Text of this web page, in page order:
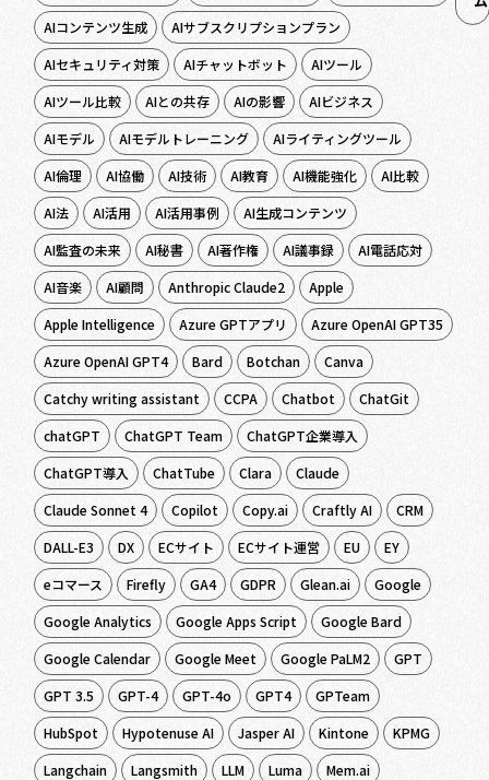
AIコンテンツ生成
AIサブスクリプションプラン
AIセキュリティ対策
AIチャットボット
AIツール
AIツール比較
AIとの共存 AIの影響
AIビジネス
AIモデル
AIモデルトレーニング
AIライティングツール
AI倫理
AI協働 AI技術 AI教育 AI機能強化
AI比較
AI法
AI活用 AI活用事例
AI生成コンテンツ
AI監査の未来
AI秘書 AI著作権 AI議事録
AI電話応対
AI音楽
AI顧問 Anthropic Claude2
Apple
Apple Intelligence
Azure GPTアプリ
Azure OpenAI GPT35
Azure OpenAI GPT4
Bard Botchan
Canva
Catchy writing assistant
CCPA Chatbot
ChatGit
chatGPT
ChatGPT Team
ChatGPT企業導入
ChatGPT導入
ChatTube Clara
Claude
Claude Sonnet 4
Copilot Copy.ai Craftly AI
CRM
DALL-E3
DX ECサイト ECサイト運営 EU
EY
eコマース
Firefly GA4 GDPR Glean.ai
Google
Google Analytics
Google Apps Script
Google Bard
Google Calendar
Google Meet Google PaLM2
GPT
GPT 3.5
GPT-4 GPT-4o GPT4
GPTeam
HubSpot
Hypotenuse AI Jasper AI Kintone
KPMG
Langchain
Langsmith LLM Luma
Mem.ai